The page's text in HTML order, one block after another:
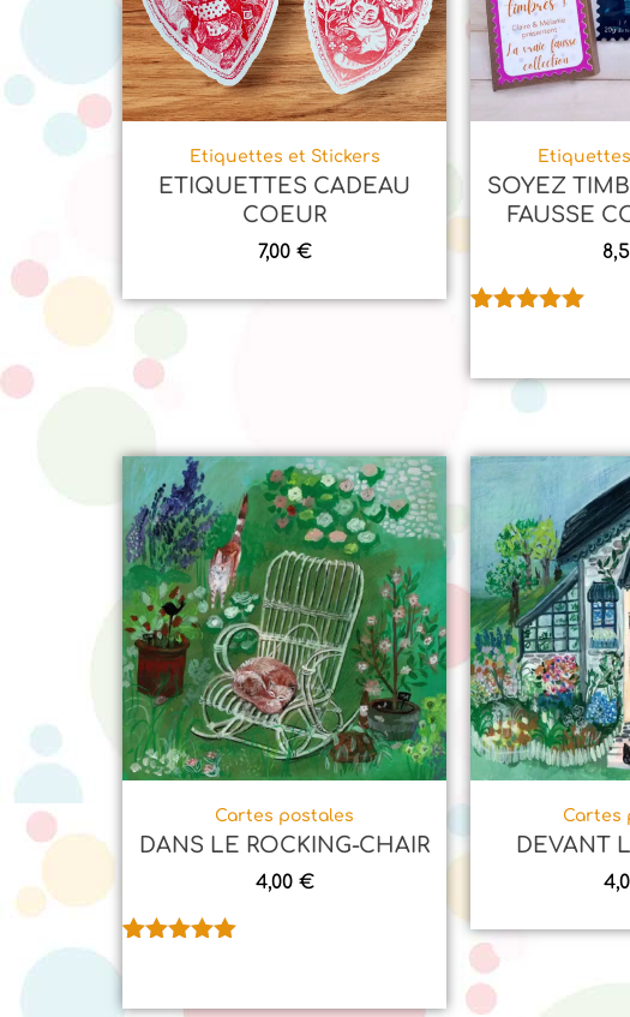
Etiquettes et Stickers
ETIQUETTES CADEAU
COEUR
7,00 €
SOYEZ
FAUSSE
client
Cartes postales
DANS LE ROCKING-CHAIR
4,00 €
Cartes
DEVANT